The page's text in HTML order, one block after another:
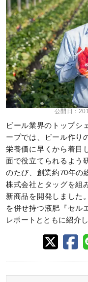
公開日：
ビール業界のトップシ
ープでは、ビール作り
栄養価に早くから着目
面で役立てられるよう
のたび、創業約70年の
株式会社とタッグを組
新商品を開発しました
を併せ持つ液肥『セル
レポートとともに紹介し